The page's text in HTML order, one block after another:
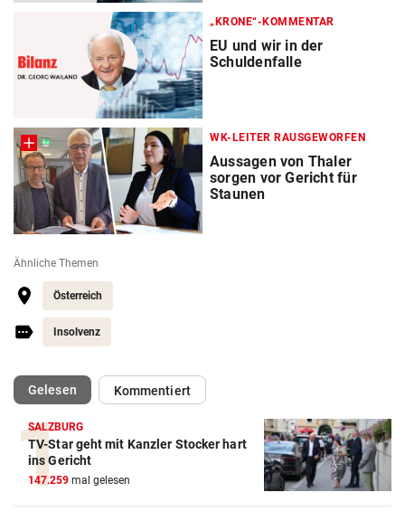
„KRONE“-KOMMENTAR
EU und wir in der
Schuldenfalle
WK-LEITER RAUSGEWORFEN
Aussagen von Thaler
sorgen vor Gericht für
Staunen
Ähnliche Themen
Österreich
Insolvenz
Gelesen(ausgewählt)Kommentiert
SALZBURG
TV-Star geht mit Kanzler Stocker hart
ins Gericht
147.259 mal gelesen